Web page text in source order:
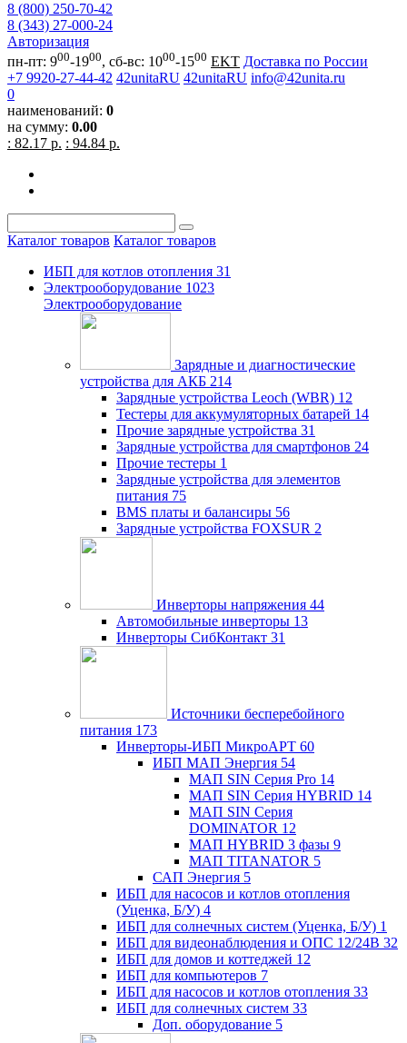
8 (800) 250-70-42
8 (343) 27-000-24
Авторизация
пн-пт: 900-1900, сб-вс: 1000-1500 EKT Доставка по России
+7 9920-27-44-42 42unitaRU 42unitaRU info@42unita.ru
0
наименований: 0
на сумму: 0.00
: 82.17 р. : 94.84 р.
Каталог товаров Каталог товаров
ИБП для котлов отопления 31
Электрооборудование 1023
Электрооборудование
Зарядные и диагностические
устройства для АКБ 214
Зарядные устройства Leoch (WBR) 12
Тестеры для аккумуляторных батарей 14
Прочие зарядные устройства 31
Зарядные устройства для смартфонов 24
Прочие тестеры 1
Зарядные устройства для элементов
питания 75
BMS платы и балансиры 56
Зарядные устройства FOXSUR 2
Инверторы напряжения 44
Автомобильные инверторы 13
Инверторы СибКонтакт 31
Источники бесперебойного
питания 173
Инверторы-ИБП МикроАРТ 60
ИБП МАП Энергия 54
МАП SIN Серия Pro 14
МАП SIN Серия HYBRID 14
МАП SIN Серия
DOMINATOR 12
МАП HYBRID 3 фазы 9
МАП TITANATOR 5
САП Энергия 5
ИБП для насосов и котлов отопления
(Уценка, Б/У) 4
ИБП для солнечных систем (Уценка, Б/У) 1
ИБП для видеонаблюдения и ОПС 12/24В 32
ИБП для домов и коттеджей 12
ИБП для компьютеров 7
ИБП для насосов и котлов отопления 33
ИБП для солнечных систем 33
Доп. оборудование 5